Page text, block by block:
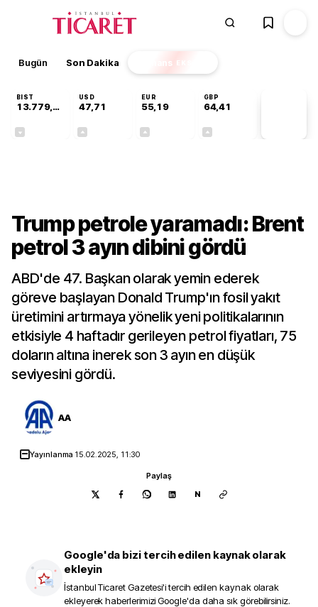
Bugün Son Dakika Finans EKSTRA
BIST
13.779,39
USD
47,71
EUR
55,19
GBP
64,41
Trump petrole yaramadı: Brent
petrol 3 ayın dibini gördü
ABD'de 47. Başkan olarak yemin ederek
göreve başlayan Donald Trump'ın fosil yakıt
üretimini artırmaya yönelik yeni politikalarının
etkisiyle 4 haftadır gerileyen petrol fiyatları, 75
doların altına inerek son 3 ayın en düşük
seviyesini gördü.
AA
Yayınlanma 15.02.2025, 11:30
Paylaş
N
Google'da bizi tercih edilen kaynak olarak
ekleyin
İstanbul Ticaret Gazetesi'i tercih edilen kaynak olarak
ekleyerek haberlerimizi Google'da daha sık görebilirsiniz.